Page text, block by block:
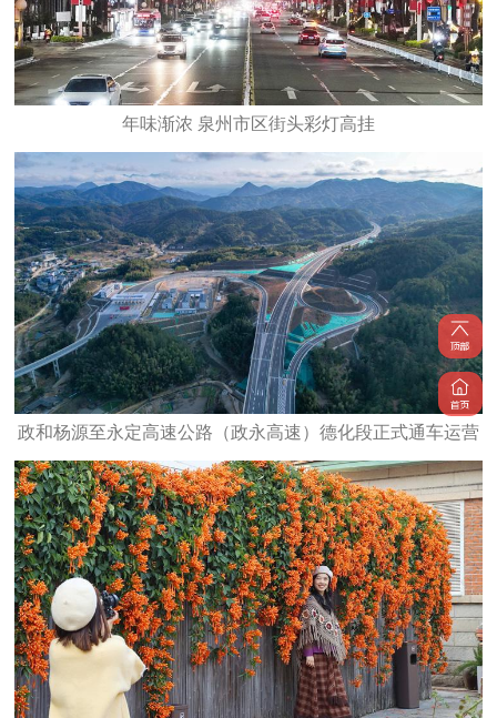
年味渐浓 泉州市区街头彩灯高挂
政和杨源至永定高速公路（政永高速）德化段正式通车运营